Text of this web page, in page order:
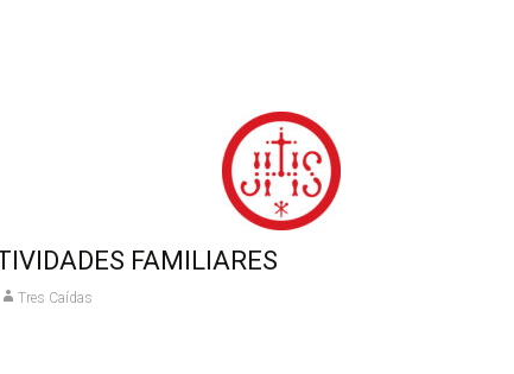
FAMILIARES
Tres Caídas